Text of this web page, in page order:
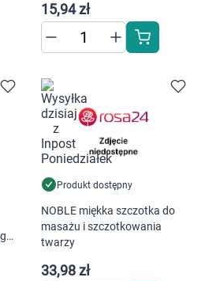
15,94 zł
Produkt dostępny
NOBLE miękka szczotka do
masażu i szczotkowania
twarzy
33,98 zł